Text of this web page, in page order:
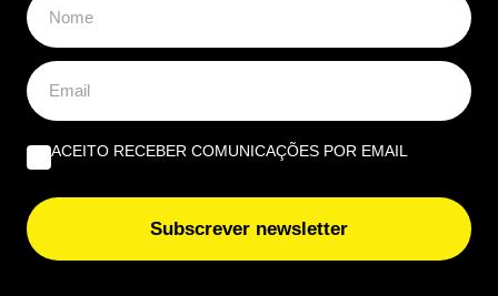
Contrato de comunicação de 114 mil euros mais IVA
leva PSD a pedir análise da legalidade,
ÚLTIMAS NOTÍCIAS
ACEITO RECEBER COMUNICAÇÕES POR EMAIL
Subscrever newsletter